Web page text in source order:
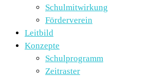
Schulmitwirkung
Förderverein
Leitbild
Konzepte
Schulprogramm
Zeitraster